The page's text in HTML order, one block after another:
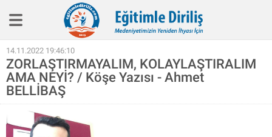
Eğitim İlkelerimiz
Haber
Köşe Yazıları
Röpotaj
14.11.2022 19:46:10
ZORLAŞTIRMAYALIM, KOLAYLAŞTIRALIM
AMA NEYİ? / Köşe Yazısı - Ahmet
BELLİBAŞ